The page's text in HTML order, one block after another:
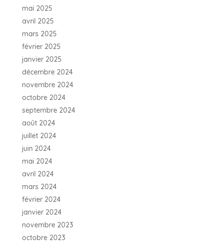
mai 2025
avril 2025
mars 2025
février 2025
janvier 2025
décembre 2024
novembre 2024
octobre 2024
septembre 2024
août 2024
juillet 2024
juin 2024
mai 2024
avril 2024
mars 2024
février 2024
janvier 2024
novembre 2023
octobre 2023